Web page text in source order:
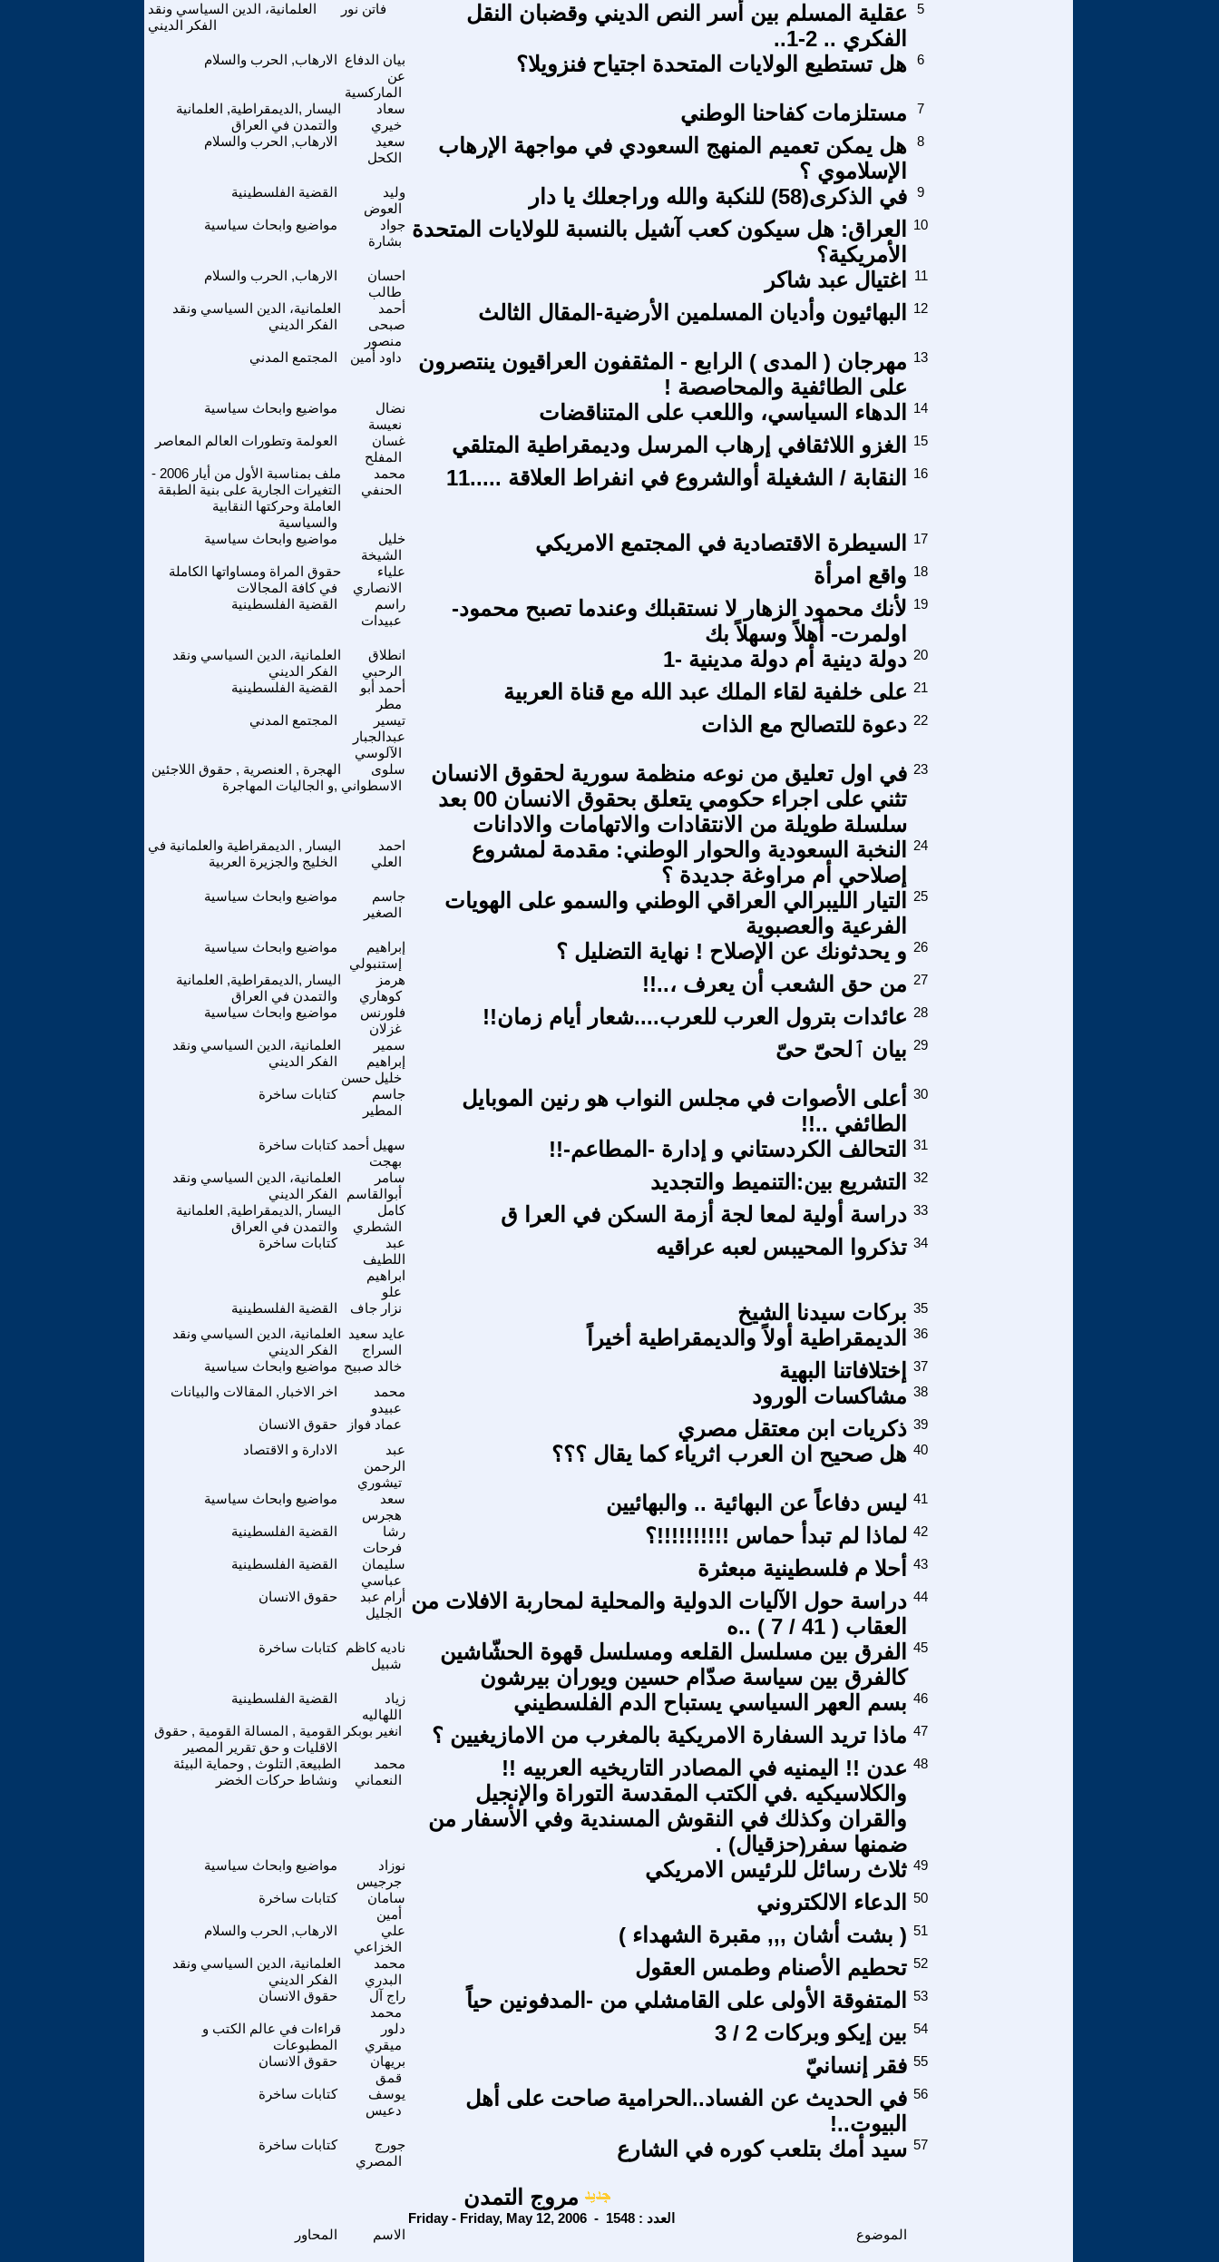
العلمانية، الدين السياسي ونقد
الفكر الديني
فاتن نور
عقلية المسلم بين أسر النص الديني وقضبان النقل
الفكري .. 2-1..
5
الارهاب, الحرب والسلام بيان الدفاع
عن
الماركسية
هل تستطيع الولايات المتحدة اجتياح فنزويلا؟ 6
اليسار ,الديمقراطية, العلمانية
والتمدن في العراق
سعاد
خيري
مستلزمات كفاحنا الوطني 7
الارهاب, الحرب والسلام
سعيد
الكحل
هل يمكن تعميم المنهج السعودي في مواجهة الإرهاب
الإسلاموي ؟
8
القضية الفلسطينية
وليد
العوض
في الذكرى(58) للنكبة والله وراجعلك يا دار 9
مواضيع وابحاث سياسية
جواد
بشارة
العراق: هل سيكون كعب آشيل بالنسبة للولايات المتحدة
الأمريكية؟
10
الارهاب, الحرب والسلام
احسان
طالب
اغتيال عبد شاكر 11
العلمانية، الدين السياسي ونقد
الفكر الديني
أحمد
صبحى
منصور
البهائيون وأديان المسلمين الأرضية-المقال الثالث 12
المجتمع المدني داود أمين
مهرجان ( المدى ) الرابع - المثقفون العراقيون ينتصرون
على الطائفية والمحاصصة !
13
مواضيع وابحاث سياسية
نضال
نعيسة
الدهاء السياسي، واللعب على المتناقضات 14
العولمة وتطورات العالم المعاصر
غسان
المفلح
الغزو اللاثقافي إرهاب المرسل وديمقراطية المتلقي 15
ملف بمناسبة الأول من أيار 2006 -
التغيرات الجارية على بنية الطبقة
العاملة وحركتها النقابية
والسياسية
محمد
الحنفي
النقابة / الشغيلة أوالشروع في انفراط العلاقة .....11 16
مواضيع وابحاث سياسية
خليل
الشيخة
السيطرة الاقتصادية في المجتمع الامريكي 17
حقوق المراة ومساواتها الكاملة
في كافة المجالات
علياء
الانصاري
واقع امرأة 18
القضية الفلسطينية
راسم
عبيدات
لأنك محمود الزهار لا نستقبلك وعندما تصبح محمود-
اولمرت- أهلاً وسهلاً بك
19
العلمانية، الدين السياسي ونقد
الفكر الديني
انطلاق
الرحبي
دولة دينية أم دولة مدينية -1 20
القضية الفلسطينية
أحمد أبو
مطر
على خلفية لقاء الملك عبد الله مع قناة العربية 21
المجتمع المدني
تيسير
عبدالجبار
الآلوسي
دعوة للتصالح مع الذات 22
الهجرة , العنصرية , حقوق اللاجئين
,و الجاليات المهاجرة
سلوى
الاسطواني
في اول تعليق من نوعه منظمة سورية لحقوق الانسان
تثني على اجراء حكومي يتعلق بحقوق الانسان 00 بعد
سلسلة طويلة من الانتقادات والاتهامات والادانات
23
اليسار , الديمقراطية والعلمانية في
الخليج والجزيرة العربية
احمد
العلي
النخبة السعودية والحوار الوطني: مقدمة لمشروع
إصلاحي أم مراوغة جديدة ؟
24
مواضيع وابحاث سياسية
جاسم
الصغير
التيار الليبرالي العراقي الوطني والسمو على الهويات
الفرعية والعصبوية
25
مواضيع وابحاث سياسية
إبراهيم
إستنبولي
و يحدثونك عن الإصلاح ! نهاية التضليل ؟ 26
اليسار ,الديمقراطية, العلمانية
والتمدن في العراق
هرمز
كوهاري
من حق الشعب أن يعرف ،..!! 27
مواضيع وابحاث سياسية
فلورنس
غزلان
عائدات بترول العرب للعرب....شعار أيام زمان!! 28
العلمانية، الدين السياسي ونقد
الفكر الديني
سمير
إبراهيم
خليل حسن
بيان ٱلحىّ حىّ 29
كتابات ساخرة
جاسم
المطير
أعلى الأصوات في مجلس النواب هو رنين الموبايل
الطائفي ..!!
30
كتابات ساخرة سهيل أحمد
بهجت
التحالف الكردستاني و إدارة -المطاعم-!! 31
العلمانية، الدين السياسي ونقد
الفكر الديني
سامر
أبوالقاسم
التشريع بين:التنميط والتجديد 32
اليسار ,الديمقراطية, العلمانية
والتمدن في العراق
كامل
الشطري
دراسة أولية لمعا لجة أزمة السكن في العرا ق 33
كتابات ساخرة
عبد
اللطيف
ابراهيم
علو
تذكروا المحيبس لعبه عراقيه 34
القضية الفلسطينية نزار جاف برکات سيدنا الشيخ 35
العلمانية، الدين السياسي ونقد
الفكر الديني
عايد سعيد
السراج
الديمقراطية أولاً والديمقراطية أخيراً 36
مواضيع وابحاث سياسية خالد صبيح إختلافاتنا البهية
37
اخر الاخبار, المقالات والبيانات
محمد
عبيدو
مشاكسات الورود 38
حقوق الانسان عماد فواز ذكريات ابن معتقل مصري 39
الادارة و الاقتصاد
عبد
الرحمن
تيشوري
هل صحيح ان العرب اثرياء كما يقال ؟؟؟ 40
مواضيع وابحاث سياسية
سعد
هجرس
ليس دفاعاً عن البهائية .. والبهائيين 41
القضية الفلسطينية
رشا
فرحات
لماذا لم تبدأ حماس !!!!!!!!!!؟ 42
القضية الفلسطينية
سليمان
عباسي
أحلا م فلسطينية مبعثرة 43
حقوق الانسان
أرام عبد
الجليل
دراسة حول الآليات الدولية والمحلية لمحاربة الافلات من
العقاب ( 41 / 7 ) ..ه
44
كتابات ساخرة
ناديه كاظم
شبيل
الفرق بين مسلسل القلعه ومسلسل قهوة الحشّاشين
كالفرق بين سياسة صدّام حسين ويوران بيرشون
45
القضية الفلسطينية
زياد
اللهاليه
بسم العهر السياسي يستباح الدم الفلسطيني 46
القومية , المسالة القومية , حقوق
الاقليات و حق تقرير المصير
انغير بوبكر ماذا تريد السفارة الامريكية بالمغرب من الامازيغيين ؟ 47
الطبيعة, التلوث , وحماية البيئة
ونشاط حركات الخضر
محمد
النعماني
عدن !! اليمنيه في المصادر التاريخيه العربيه !!
والكلاسيكيه .في الكتب المقدسة التوراة والإنجيل
والقران وكذلك في النقوش المسندية وفي الأسفار من
ضمنها سفر(حزقيال) .
48
مواضيع وابحاث سياسية
نوزاد
جرجيس
ثلاث رسائل للرئيس الامريكي 49
كتابات ساخرة
سامان
أمين
الدعاء الالكتروني 50
الارهاب, الحرب والسلام
علي
الخزاعي
( بشت أشان ,,, مقبرة الشهداء ) 51
العلمانية، الدين السياسي ونقد
الفكر الديني
محمد
البدري
تحطيم الأصنام وطمس العقول 52
حقوق الانسان
راج آل
محمد
المتفوقة الأولى على القامشلي من -المدفونين حياً 53
قراءات في عالم الكتب و
المطبوعات
دلور
ميقري
بين إيكو وبركات 2 / 3 54
حقوق الانسان
بريهان
قمق
فقر إنسانيّ 55
كتابات ساخرة
يوسف
دعيس
في الحديث عن الفساد..الحرامية صاحت على أهل
البيوت..!
56
كتابات ساخرة
جورج
المصري
سيد أمك بتلعب كوره في الشارع 57
مروج التمدن
Friday - Friday, May 12, 2006 - العدد : 1548
الاسم الموضوع